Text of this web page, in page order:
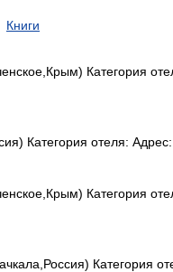
Книги
Категория
Категория отеля:
Категория
Категория